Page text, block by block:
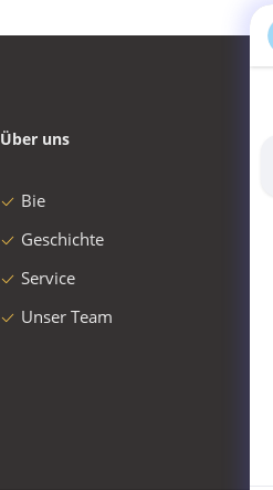
Über uns
Bie
Geschichte
Service
Unser Team